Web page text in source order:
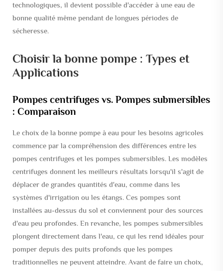
technologiques, il devient possible d'accéder à une eau de
bonne qualité même pendant de longues périodes de
sécheresse.
Choisir la bonne pompe : Types et
Applications
Pompes centrifuges vs. Pompes submersibles
: Comparaison
Le choix de la bonne pompe à eau pour les besoins agricoles
commence par la compréhension des différences entre les
pompes centrifuges et les pompes submersibles. Les modèles
centrifuges donnent les meilleurs résultats lorsqu'il s'agit de
déplacer de grandes quantités d'eau, comme dans les
systèmes d'irrigation ou les étangs. Ces pompes sont
installées au-dessus du sol et conviennent pour des sources
d'eau peu profondes. En revanche, les pompes submersibles
plongent directement dans l'eau, ce qui les rend idéales pour
pomper depuis des puits profonds que les pompes
traditionnelles ne peuvent atteindre. Avant de faire un choix,